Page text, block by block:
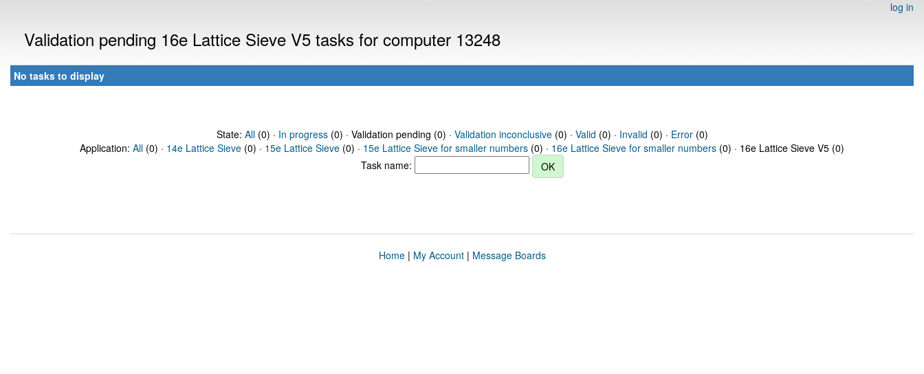
log in
Validation pending 16e Lattice Sieve V5 tasks for computer 13248
No tasks to display
State: All(0) · In progress(0) · Validation pending (0) · Validation inconclusive(0) · Valid (0) · Invalid (0) · Error(0)
Application: All (0) · 14e Lattice Sieve (0) · 15e Lattice Sieve (0) · 15e Lattice Sieve for smaller numbers (0) · 16e Lattice Sieve for smaller numbers (0) · 16e Lattice Sieve V5 (0)
Task name:
Home| My Account| Message Boards